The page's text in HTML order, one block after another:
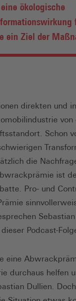
ökologische
ein Ziel der
direkten und
Schon
die
ist
Pro- und
Podcast-
eine
durchaus helfen
Dullien.